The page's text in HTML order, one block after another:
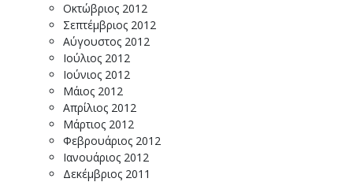
Οκτώβριος 2012
Σεπτέμβριος 2012
Αύγουστος 2012
Ιούλιος 2012
Ιούνιος 2012
Μάιος 2012
Απρίλιος 2012
Μάρτιος 2012
Φεβρουάριος 2012
Ιανουάριος 2012
Δεκέμβριος 2011